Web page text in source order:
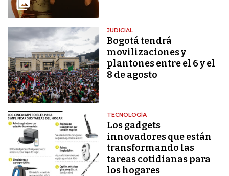
JUDICIAL
Bogotá tendrá
movilizaciones y
plantones entre el 6 y el
8 de agosto
TECNOLOGÍA
Los gadgets
innovadores que están
transformando las
tareas cotidianas para
los hogares